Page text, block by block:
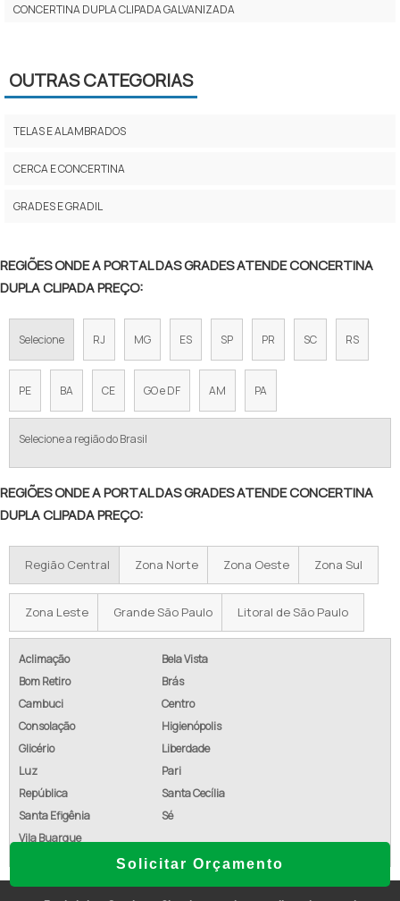
Solicitar Orçamento
CONCERTINA DUPLA CLIPADA GALVANIZADA
INSTALAÇÃO DE CONCERTINA PREÇO
CONCERTINA COMPRAR
CONCERTINA EM SOROCABA
CERCA CONCERTINA PREÇO POR METRO
CONCERTINA PREÇO 45 CM
CONCERTINA DUPLA CLIPADA 45CM PREÇO
CERCA ESPIRAL PREÇO
CONCERTINA PIRACICABA
COMPRAR CONCERTINA PARA MURO
CERCA CONCERTINA GALVANIZADA
CONCERTINA A VENDA
CONCERTINA INDAIATUBA
CONCERTINA ESPIRAL AÇO GALVANIZADO
OUTRAS CATEGORIAS
TELAS E ALAMBRADOS
CERCA E CONCERTINA
GRADES E GRADIL
REGIÕES ONDE A PORTAL DAS GRADES ATENDE CONCERTINA
DUPLA CLIPADA PREÇO:
Selecione RJ MG ES SP PR SC RS
PE BA CE GO e DF AM PA
Selecione a região do Brasil
REGIÕES ONDE A PORTAL DAS GRADES ATENDE CONCERTINA
DUPLA CLIPADA PREÇO:
Região Central Zona Norte Zona Oeste Zona Sul
Zona Leste Grande São Paulo Litoral de São Paulo
Aclimação
Bela Vista
Bom Retiro
Brás
Cambuci
Centro
Consolação
Higienópolis
Glicério
Liberdade
Luz
Pari
República
Santa Cecília
Santa Efigênia
Sé
Vila Buarque